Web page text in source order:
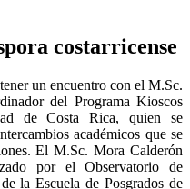
costarricense
un encuentro con el M.Sc.
del Programa Kioscos
de Costa Rica, quien se
académicos que se
El M.Sc. Mora Calderón
por el Observatorio de
la Escuela de Posgrados de